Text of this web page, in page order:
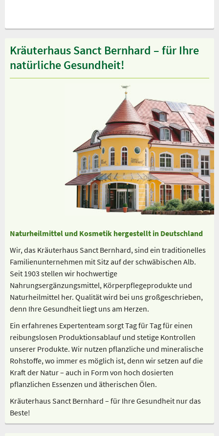
Kräuterhaus Sanct Bernhard – für Ihre
natürliche Gesundheit!
Naturheilmittel und Kosmetik hergestellt in Deutschland
Wir, das Kräuterhaus Sanct Bernhard, sind ein traditionelles
Familienunternehmen mit Sitz auf der schwäbischen Alb.
Seit 1903 stellen wir hochwertige
Nahrungsergänzungsmittel, Körperpflegeprodukte und
Naturheilmittel her. Qualität wird bei uns großgeschrieben,
denn Ihre Gesundheit liegt uns am Herzen.
Ein erfahrenes Expertenteam sorgt Tag für Tag für einen
reibungslosen Produktionsablauf und stetige Kontrollen
unserer Produkte. Wir nutzen pflanzliche und mineralische
Rohstoffe, wo immer es möglich ist, denn wir setzen auf die
Kraft der Natur – auch in Form von hoch dosierten
pflanzlichen Essenzen und ätherischen Ölen.
Kräuterhaus Sanct Bernhard – für Ihre Gesundheit nur das
Beste!